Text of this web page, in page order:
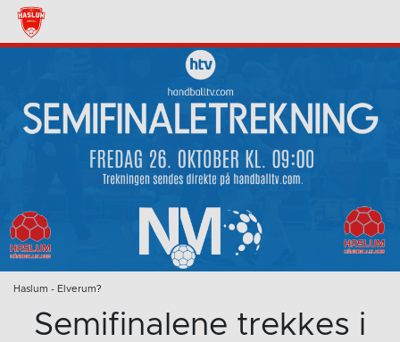
Haslum - Elverum?
Semifinalene trekkes i